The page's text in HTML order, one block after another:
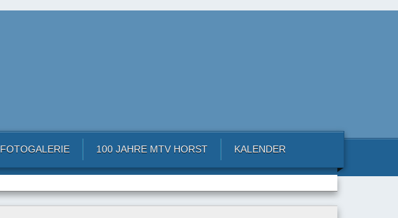
FOTOGALERIE 100 JAHRE MTV HORST KALENDER